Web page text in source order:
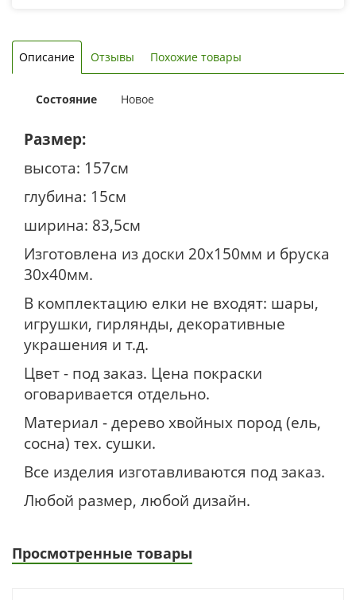
Описание Отзывы Похожие товары
Состояние Новое
Размер:
высота: 157см
глубина: 15см
ширина: 83,5см
Изготовлена из доски 20х150мм и бруска
30х40мм.
В комплектацию елки не входят: шары,
игрушки, гирлянды, декоративные
украшения и т.д.
Цвет - под заказ. Цена покраски
оговаривается отдельно.
Материал - дерево хвойных пород (ель,
сосна) тех. сушки.
Все изделия изготавливаются под заказ.
Любой размер, любой дизайн.
Просмотренные товары